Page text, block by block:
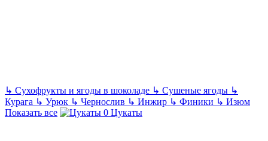
↳ Сухофрукты и ягоды в шоколаде ↳ Сушеные ягоды ↳
Курага ↳ Урюк ↳ Чернослив ↳ Инжир ↳ Финики ↳ Изюм
Показать все
Цукаты